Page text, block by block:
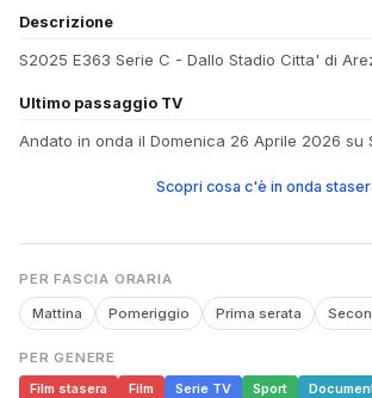
Descrizione
S2025 E363 Serie C - Dallo Stadio Citta' di
Ultimo passaggio TV
Andato in onda il Domenica 26 Aprile 2026 su
Scopri cosa c'è in onda
PER FASCIA ORARIA
Mattina Pomeriggio Prima serata
PER GENERE
Film stasera
Film Serie TV Sport